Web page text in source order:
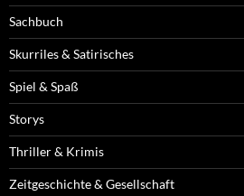
Sachbuch
Skurriles & Satirisches
Spiel & Spaß
Storys
Thriller & Krimis
Zeitgeschichte & Gesellschaft